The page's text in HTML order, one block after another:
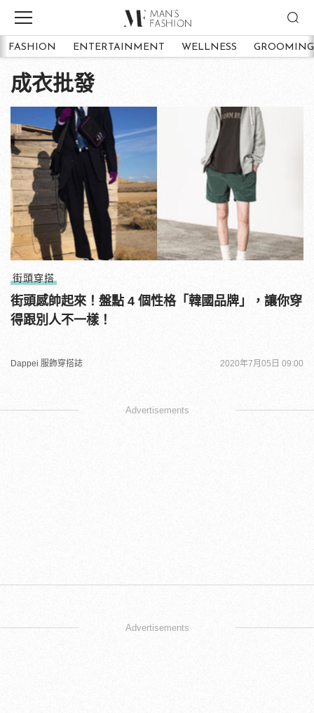
FASHION ENTERTAINMENT WELLNESS GROOMING
成衣批發
街頭穿搭
街頭感帥起來！盤點 4 個性格「韓國品牌」，讓你穿
得跟別人不一樣！
Dappei 服飾穿搭誌 2020年7月05日 09:00
Advertisements
Advertisements